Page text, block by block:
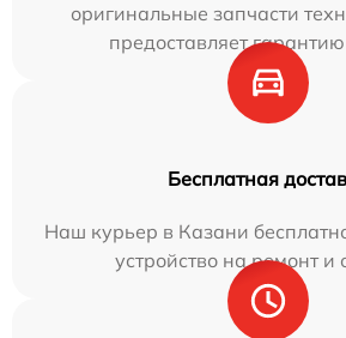
оригинальные запчасти
предоставляет
Бесплатная
Наш курьер в Казани
устройство на ремонт и